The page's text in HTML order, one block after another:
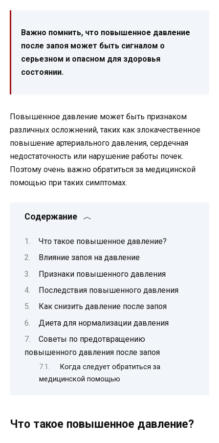
Важно помнить, что повышенное давление
после запоя может быть сигналом о
серьезном и опасном для здоровья
состоянии.
Повышенное давление может быть признаком
различных осложнений, таких как злокачественное
повышение артериального давления, сердечная
недостаточность или нарушение работы почек.
Поэтому очень важно обратиться за медицинской
помощью при таких симптомах.
Содержание
Что такое повышенное давление?
Влияние запоя на давление
Признаки повышенного давления
Последствия повышенного давления
Как снизить давление после запоя
Диета для нормализации давления
Советы по предотвращению
повышенного давления после запоя
Когда следует обратиться за
медицинской помощью
Что такое повышенное давление?